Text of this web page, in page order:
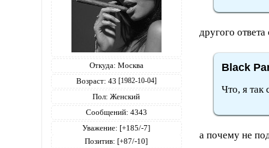
Откуда: Москва
Возраст: 43 [1982-10-04]
Пол: Женский
Сообщений: 4343
Уважение: [+185/-7]
Позитив: [+87/-10]
другого
Black
Что, я так
а почему не